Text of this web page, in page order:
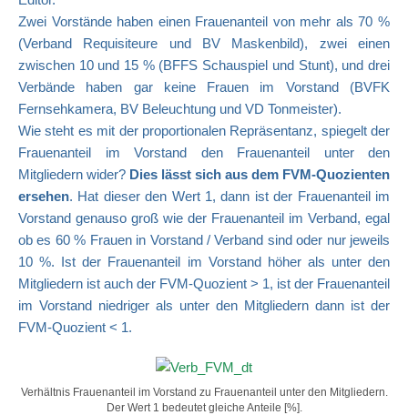
Zwei Vorstände haben einen Frauenanteil von mehr als 70 %
(Verband Requisiteure und BV Maskenbild), zwei einen
zwischen 10 und 15 % (BFFS Schauspiel und Stunt), und drei
Verbände haben gar keine Frauen im Vorstand (BVFK
Fernsehkamera, BV Beleuchtung und VD Tonmeister).
Wie steht es mit der proportionalen Repräsentanz, spiegelt der
Frauenanteil im Vorstand den Frauenanteil unter den
Mitgliedern wider? Dies lässt sich aus dem FVM-Quozienten
ersehen. Hat dieser den Wert 1, dann ist der Frauenanteil im
Vorstand genauso groß wie der Frauenanteil im Verband, egal
ob es 60 % Frauen in Vorstand / Verband sind oder nur jeweils
10 %. Ist der Frauenanteil im Vorstand höher als unter den
Mitgliedern ist auch der FVM-Quozient > 1, ist der Frauenanteil
im Vorstand niedriger als unter den Mitgliedern dann ist der
FVM-Quozient < 1.
Verhältnis Frauenanteil im Vorstand zu Frauenanteil unter den Mitgliedern.
Der Wert 1 bedeutet gleiche Anteile [%].